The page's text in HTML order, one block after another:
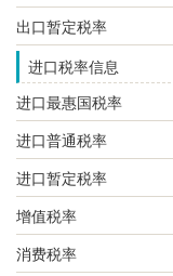
出口暂定税率
进口税率信息
进口最惠国税率
进口普通税率
进口暂定税率
增值税率
消费税率